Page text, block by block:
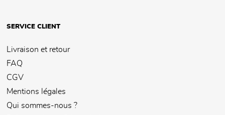
SERVICE CLIENT
Livraison et retour
FAQ
CGV
Mentions légales
Qui sommes-nous ?